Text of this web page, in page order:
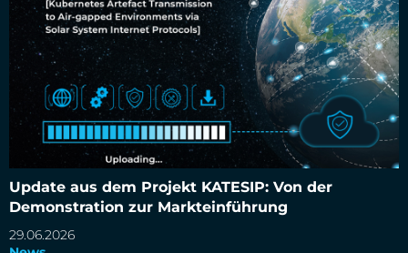
Update aus dem Projekt KATESIP: Von der
Demonstration zur Markteinführung
29.06.2026
Update aus dem Projekt KATESIP: Von der Demonstration